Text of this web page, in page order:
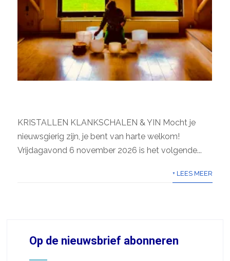
KRISTALLEN KLANKSCHALEN & YIN Mocht je
nieuwsgierig zijn, je bent van harte welkom!
Vrijdagavond 6 november 2026 is het volgende...
+ LEES MEER
Op de nieuwsbrief abonneren